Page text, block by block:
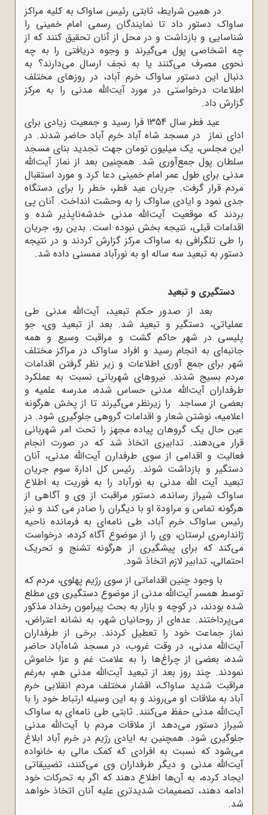
در همین شرایط، ثابتی رئیس ساواک به کلیه مراکز
ساواک دستور داد تا نمایندگان رسمی امام خمینی را
شناسایی و بازداشت و در محل از آنان تحقیق کنند که از
چه اشخاصی پول می‌گیرند و وجوه دریافتی را به چه
نحوی مصرف می‌کنند یا به نجف ارسال می‌دارند؟ به
دنبال این دستور ساواک خرم آباد، در روزهای مختلف
اطلاعات درخواستی در مورد آیت‌الله مدنی را به مرکز
گزارش داد.
عید فطر سال 1354 فرا رسید و جمعیت زیادی برای
ادای نماز در مسجد شاه آباد خرم آباد حاضر شدند. در
این مجلس، یک میلیون تومان جهت تجدید بنای مسجد
سلطان پول جمع‌آوری شد. همچنین بعد از نماز آیت‌الله
مدنی برای طول عمر امام خمینی دعا کرد و مورد استقبال
مردم قرار گرفت. جریان عید فطر، خطر را برای دستگاه
جدی نمود و ایادی ساواک را به وحشت انداخت. آنان پی
بردند که موقعیت آیت‌الله مدنی خدشه‌ناپذیر شده و
اقدامات قبلی، نتیجه ‌بخش نبوده است. بدین رو، جریان
را طی تلگرافی به ساواک مرکز گزارش کردند و در نتیجه
دستور به تبعید سه ساله او به نورآباد ممسنی داده شد.
دستگیری و تبعید
بعد از صدور حکم تبعید، آیت‌الله مدنی طی
عملیاتی، دستگیر و تبعید شد. بعد از تبعید وی، جو
پلیسی در شهر حاکم گشت و مراقبت وسیع و همه
جانبه‌ای به انجام رسید و افراد ساواک در مراکز مختلف
شهر برای جمع آوری اطلاعات و زیر نظر گرفتن اقدامات
مردم بسیج شدند. نیروهای شهربانی نسبت به عملکرد
طرفداران آیت‌الله مدنی حساس شده، مدرسه علمیه و
بعضی از مساجد را زیرنظر می‌گیرند تا از پخش هرگونه
اعلامیه، نوشتن شعار و اقدامات گروهی جلوگیری شود. در
عین حال یک گروهان پیاده مجهز را تحت امر شهربانی
قرار می‌دهند. تدابیری اتخاذ شد که در صورت انجام
فعالیت و اقدامی از سوی طرفدارن آیت‌الله مدنی، آنان
دستگیر و بازداشت شوند. رئیس کل ادارة سوم جریان
تبعید آیت الله مدنی به نورآباد را به فوریت به اطلاع
ساواک شیراز رسانده، دستور مراقبت از وی و آگاهی از
هرگونه تماس و مراودة او با دیگران را صادر می کند و نیز
رئیس ساواک خرم آباد، طی نامه‌ای به فرمانده ناحیه
ژاندارمری لرستان، وی را از موضوع آگاه کرده، درخواست
می‌کند که برای پیشگیری از هرگونه تشنج و تحریک
احتمالی، تدابیر لازم اتخاذ شود.
با وجود چنین اقداماتی از سوی رژیم پهلوی، مردم که
توسط همسر آیت‌الله مدنی از موضوع دستگیری وی مطلع
شده بودند، در کوچه و بازار به بحث پیرامون رخداد مذکور
می‌پرداختند. عده‌ای از روحانیان شهر، به نشانه اعتراض،
نماز جماعت خود را تعطیل کردند. برخی از طرفداران
آیت‌الله مدنی، در وقت غروب، در مسجد شاه‌آباد حاضر
شده، بعضی از چراغ‌ها را به علامت غم و عزا خاموش
نمودند. چند روز بعد از تبعید آیت‌الله مدنی هم، به‌رغم
مراقبت شدید ساواک، اقشار مختلف مردم انقلابی خرم
آباد به ملاقات او می‌روند و به این وسیله ارتباط خود را با
آیت‌الله مدنی حفظ می‌کنند. ثابتی طی نامه‌ای به ساواک
شیراز دستور می‌دهد از ملاقات مردم با آیت‌الله مدنی
جلوگیری شود. همچنین به ایادی رژیم در خرم آباد ابلاغ
می‌شود که نسبت به افرادی که کمک مالی به خانواده
آیت‌الله مدنی و دیگر طرفداران وی می‌کنند، تضییقاتی
ایجاد کرده، به آن‌ها اطلاع دهند که اگر به تحرکات خود
ادامه دهند، تصمیمات شدیدتری علیه آنان اتخاذ خواهد